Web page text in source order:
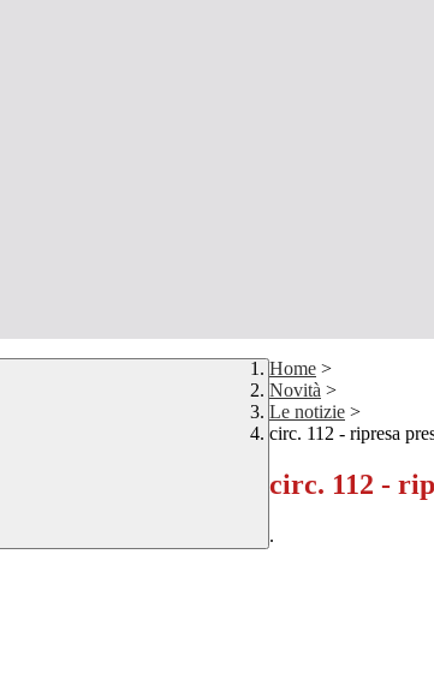
Home >
Novità >
Le notizie >
circ. 112 - ripresa
circ. 112 -
.